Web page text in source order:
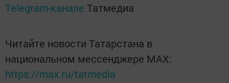
Telegram-канале Татмедиа
Читайте новости Татарстана в
национальном мессенджере MАХ:
https://max.ru/tatmedia